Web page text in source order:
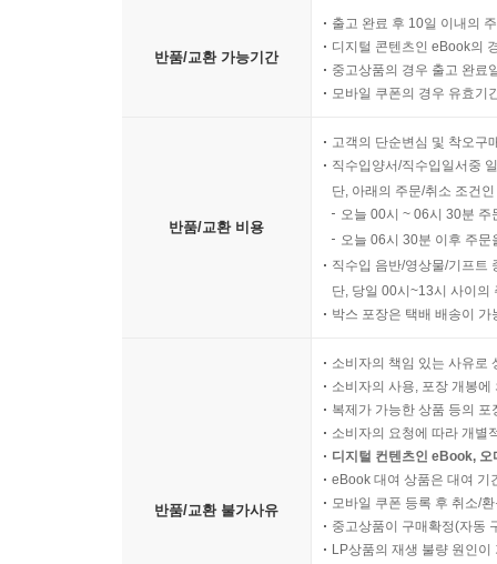
반품/교환 가능기간
출고 완료 후 10일 이내의
디지털 콘텐츠인 eBook의
중고상품의 경우 출고 완료
모바일 쿠폰의 경우 유효기
반품/교환 비용
고객의 단순변심 및 착오구
직수입양서/직수입일서중
단, 아래의 주문/취소 조건
오늘 00시 ~ 06시 30분
오늘 06시 30분 이후 주
직수입 음반/영상물/기프트
단, 당일 00시~13시 사이의
박스 포장은 택배 배송이
반품/교환 불가사유
소비자의 책임 있는 사유로
소비자의 사용, 포장 개봉
복제가 가능한 상품 등의
소비자의 요청에 따라 개별
디지털 컨텐츠인 eBook,
eBook 대여 상품은 대여 기
모바일 쿠폰 등록 후 취소/
중고상품이 구매확정(자동
LP상품의 재생 불량 원인